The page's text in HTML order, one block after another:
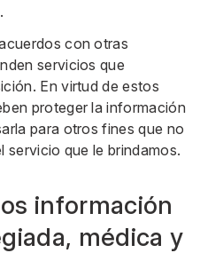
con otras
servicios que
En virtud de estos
proteger la información
para otros fines que no
servicio que le brindamos.
información
médica y